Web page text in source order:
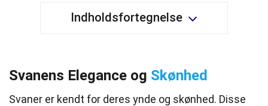
Indholdsfortegnelse
Svanens Elegance og Skønhed
Svaner er kendt for deres ynde og skønhed. Disse